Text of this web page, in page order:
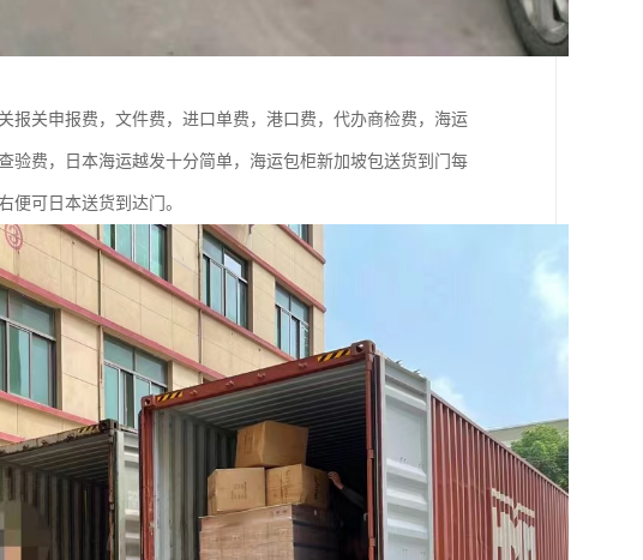
报关申报费，文件费，进口单费，港口费，代办商检费，海运
验费，日本海运越发十分简单，海运包柜新加坡包送货到门每
便可日本送货到达门。